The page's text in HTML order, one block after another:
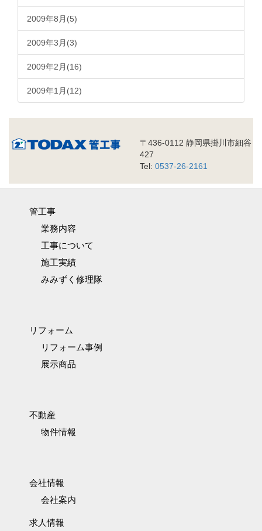
2009年8月(5)
2009年3月(3)
2009年2月(16)
2009年1月(12)
〒436-0112 静岡県掛川市細谷
427
Tel: 0537-26-2161
管工事
業務内容
工事について
施工実績
みみずく修理隊
リフォーム
リフォーム事例
展示商品
不動産
物件情報
会社情報
会社案内
求人情報